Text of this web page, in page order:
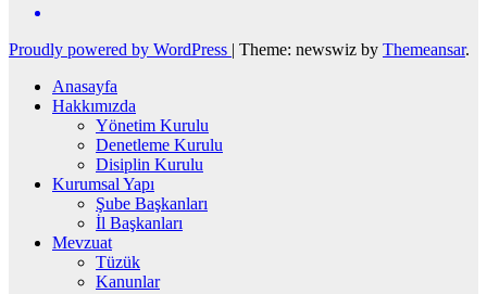
Proudly powered by WordPress | Theme: newswiz by Themeansar.
Anasayfa
Hakkımızda
Yönetim Kurulu
Denetleme Kurulu
Disiplin Kurulu
Kurumsal Yapı
Şube Başkanları
İl Başkanları
Mevzuat
Tüzük
Kanunlar